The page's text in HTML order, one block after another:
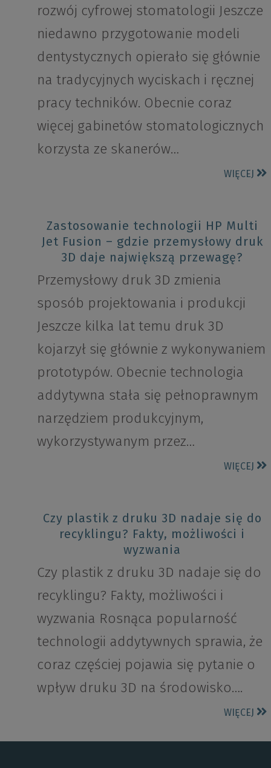
rozwój cyfrowej stomatologii Jeszcze
niedawno przygotowanie modeli
dentystycznych opierało się głównie
na tradycyjnych wyciskach i ręcznej
pracy techników. Obecnie coraz
więcej gabinetów stomatologicznych
korzysta ze skanerów…
WIĘCEJ
Zastosowanie technologii HP Multi
Jet Fusion – gdzie przemysłowy druk
3D daje największą przewagę?
Przemysłowy druk 3D zmienia
sposób projektowania i produkcji
Jeszcze kilka lat temu druk 3D
kojarzył się głównie z wykonywaniem
prototypów. Obecnie technologia
addytywna stała się pełnoprawnym
narzędziem produkcyjnym,
wykorzystywanym przez…
WIĘCEJ
Czy plastik z druku 3D nadaje się do
recyklingu? Fakty, możliwości i
wyzwania
Czy plastik z druku 3D nadaje się do
recyklingu? Fakty, możliwości i
wyzwania Rosnąca popularność
technologii addytywnych sprawia, że
coraz częściej pojawia się pytanie o
wpływ druku 3D na środowisko….
WIĘCEJ